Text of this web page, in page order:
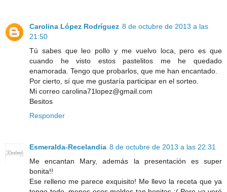
Carolina López Rodríguez 8 de octubre de 2013 a las
21:50
Tú sabes que leo pollo y me vuelvo loca, pero es que
cuando he visto estos pastelitos me he quedado
enamorada. Tengo que probarlos, que me han encantado.
Por cierto, sí que me gustaría participar en el sorteo.
Mi correo carolina71lopez@gmail.com
Besitos
Responder
Esmeralda-Recelandia 8 de octubre de 2013 a las 22:31
Me encantan Mary, además la presentación es super
bonita!!
Ese relleno me parece exquisito! Me llevo la receta que ya